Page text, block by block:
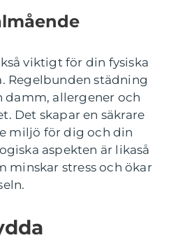
viktigt för din fysiska
Regelbunden städning
damm, allergener och
Det skapar en säkrare
miljö för dig och din
aspekten är likaså
minskar stress och ökar